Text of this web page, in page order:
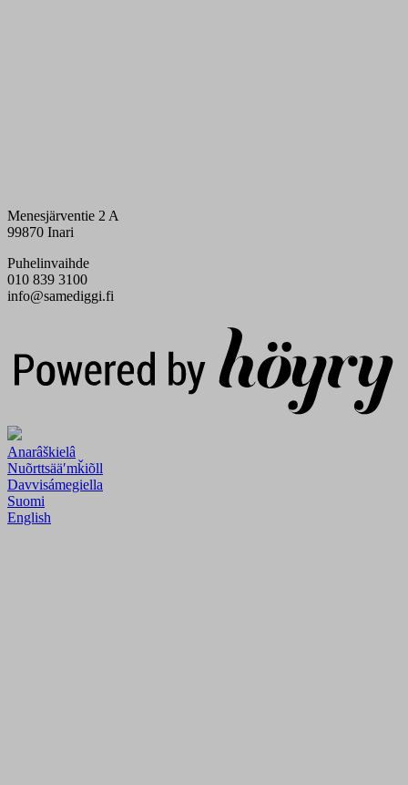
Menesjärventie 2 A
99870 Inari
Puhelinvaihde
010 839 3100
info@samediggi.fi
Anarâškielâ
Nuõrttsääʹmǩiõll
Davvisámegiella
Suomi
English